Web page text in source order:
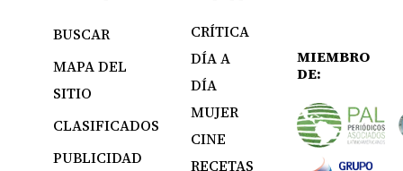
BUSCAR
MAPA DEL
SITIO
CLASIFICADOS
PUBLICIDAD
CRÍTICA
DÍA A
DÍA
MUJER
CINE
RECETAS
MIEMBRO
DE: